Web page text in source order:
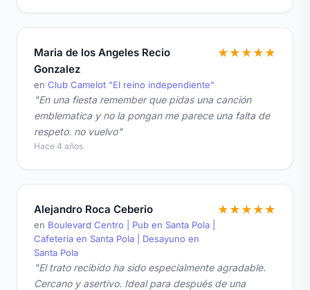
Maria de los Angeles Recio
Gonzalez
en Club Camelot "El reino independiente"
★ ★ ★ ★ ★
"En una fiesta remember que pidas una canción
emblematica y no la pongan me parece una falta de
respeto. no vuelvo"
Hace 4 años
Alejandro Roca Ceberio
en Boulevard Centro | Pub en Santa Pola |
Cafetería en Santa Pola | Desayuno en
Santa Pola
★ ★ ★ ★ ★
"El trato recibido ha sido especialmente agradable.
Cercano y asertivo. Ideal para después de una